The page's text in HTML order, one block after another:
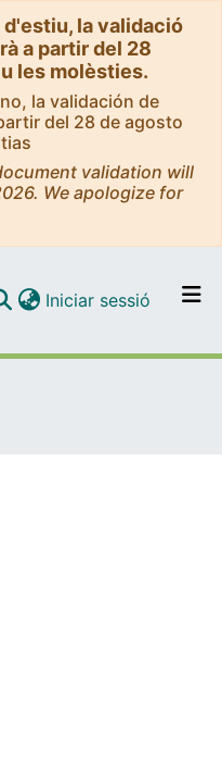
la validació
a partir del 28
les molèsties.
la validación de
del 28 de agosto
validation will
We apologize for
per tot el DD
publicar
Iniciar sessió (current)